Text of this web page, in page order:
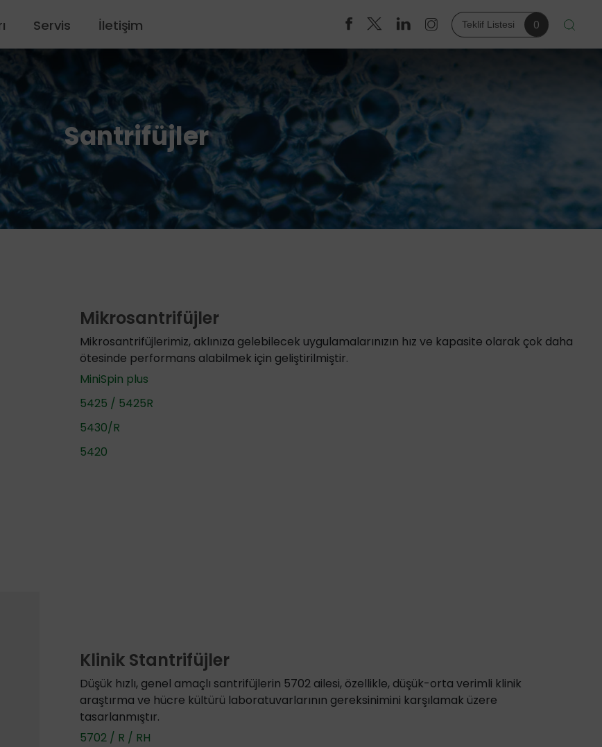
Sistemleri ve Sarf Malzemeleri
Dolapları
FİRMALAR
Argos
Biozol
Eppendorf
Kirsch
KW Apparecchi Scientifici
Zeiss
Servis İletişim Teklif Listesi 0
Santrifüjler
Mikrosantrifüjler
Mikrosantrifüjlerimiz, aklınıza gelebilecek uygulamalarınızın hız ve kapasite olarak çok daha
ötesinde performans alabilmek için geliştirilmiştir.
MiniSpin plus
5425 / 5425R
5430/R
5420
Klinik Stantrifüjler
Düşük hızlı, genel amaçlı santrifüjlerin 5702 ailesi, özellikle, düşük-orta verimli klinik
araştırma ve hücre kültürü laboratuvarlarının gereksinimini karşılamak üzere
tasarlanmıştır.
5702 / R / RH